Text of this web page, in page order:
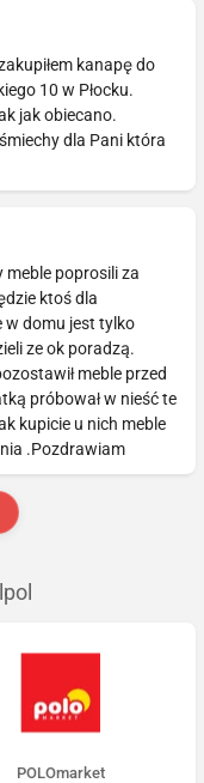
kanapę do
10 w Płocku.
jak obiecano.
dla Pani która
meble poprosili za
ktoś dla
w domu jest tylko
ze ok poradzą.
meble przed
próbował w nieść te
kupicie u nich meble
.Pozdrawiam
POLOmarket